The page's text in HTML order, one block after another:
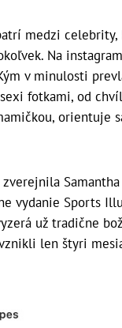
medzi celebrity,
Na
v minulosti
fotkami, od
orientuje
vydanie Sports
už tradične
len štyri